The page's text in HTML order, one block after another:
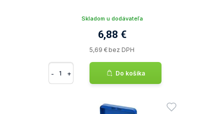
Skladom u dodávateľa
6,88 €
5,69 € bez DPH
- + Do košíka